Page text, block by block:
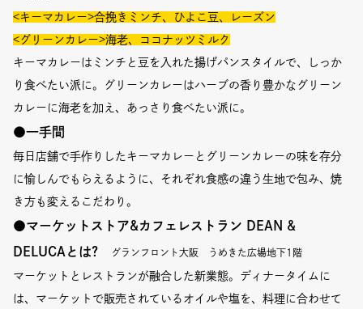
<キーマカレー>合挽きミンチ、ひよこ豆、レーズン
<グリーンカレー>海老、ココナッツミルク
キーマカレーはミンチと豆を入れた揚げパンスタイルで、しっか
り食べたい派に。グリーンカレーはハーブの香り豊かなグリーン
カレーに海老を加え、あっさり食べたい派に。
●一手間
毎日店舗で手作りしたキーマカレーとグリーンカレーの味を存分
に愉しんでもらえるように、それぞれ食感の違う生地で包み、焼
き方も変えるこだわり。
●マーケットストア&カフェレストラン DEAN &
DELUCA とは? グランフロント大阪 うめきた広場地下1階
マーケットとレストランが融合した新業態。ディナータイムに
は、マーケットで販売されているオイルや塩を、料理に合わせて